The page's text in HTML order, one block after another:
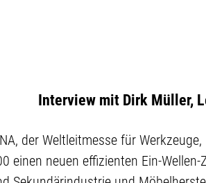
Interview mit Dirk Müller,
der Weltleitmesse für
einen neuen effizienten Ein-